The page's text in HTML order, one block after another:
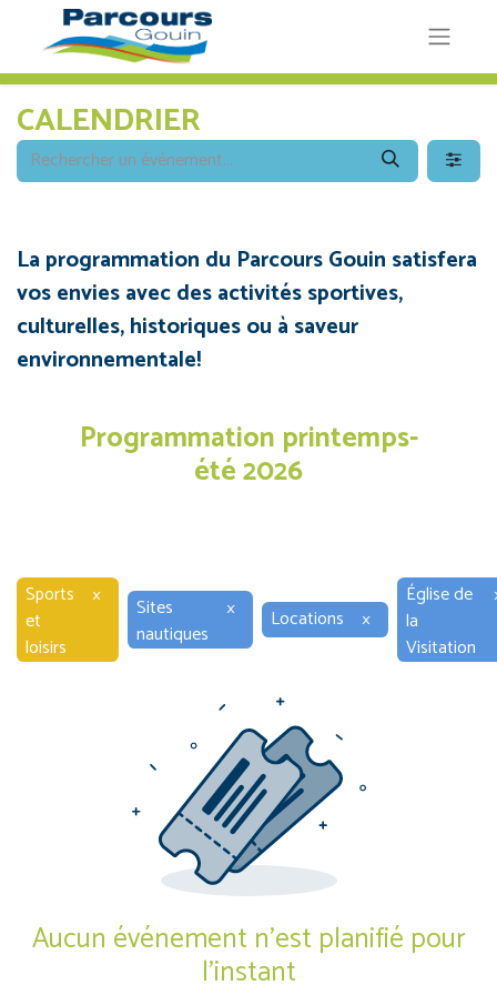
CALENDRIER
La programmation du Parcours Gouin satisfera
vos envies avec des activités sportives,
culturelles, historiques ou à saveur
environnementale!
Programmation printemps-
été 2026
Sports
et
loisirs
×
Sites
nautiques
× Locations ×
Église de
la
Visitation
Aucun événement n'est planifié pour
l'instant